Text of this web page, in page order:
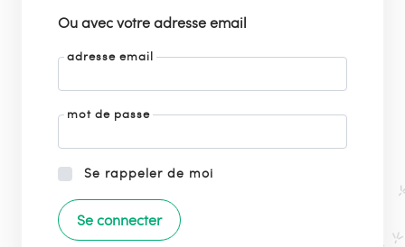
Ou avec votre adresse email
adresse email
mot de passe
Se rappeler de moi